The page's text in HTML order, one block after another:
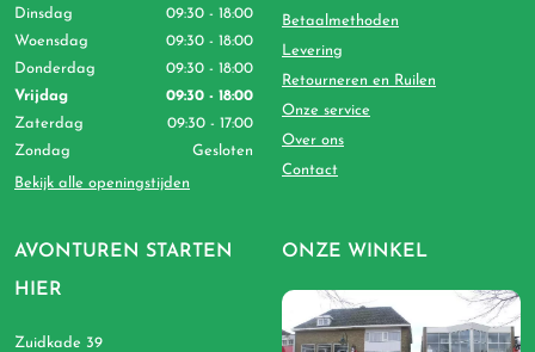
AVONTUREN STARTEN
HIER
Zuidkade 39
Dinsdag
09:30 - 18:00
Woensdag
09:30 - 18:00
Donderdag
09:30 - 18:00
Vrijdag
09:30 - 18:00
Zaterdag
09:30 - 17:00
Zondag
Gesloten
Bekijk alle openingstijden
Betaalmethoden
Levering
Retourneren en Ruilen
Onze service
Over ons
Contact
ONZE WINKEL